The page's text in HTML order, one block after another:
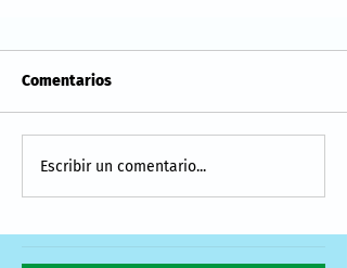
Comentarios
Escribir un comentario...